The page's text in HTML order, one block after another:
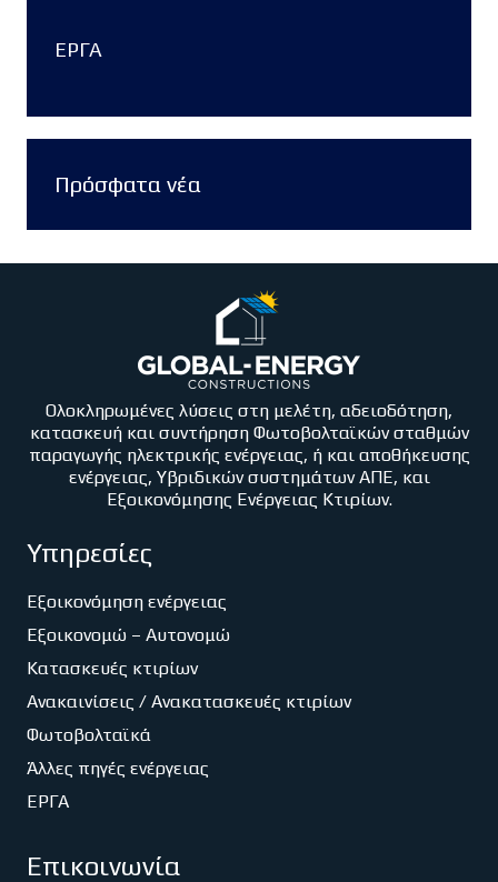
ΕΡΓΑ
Πρόσφατα νέα
Ολοκληρωμένες λύσεις στη μελέτη, αδειοδότηση,
κατασκευή και συντήρηση Φωτοβολταϊκών σταθμών
παραγωγής ηλεκτρικής ενέργειας, ή και αποθήκευσης
ενέργειας, Υβριδικών συστημάτων ΑΠΕ, και
Εξοικονόμησης Ενέργειας Κτιρίων.
Υπηρεσίες
Εξοικονόμηση ενέργειας
Εξοικονομώ – Αυτονομώ
Κατασκευές κτιρίων
Ανακαινίσεις / Ανακατασκευές κτιρίων
Φωτοβολταϊκά
Άλλες πηγές ενέργειας
ΕΡΓΑ
Επικοινωνία